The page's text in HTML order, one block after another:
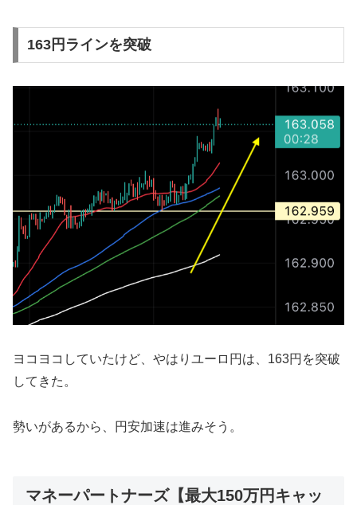
163円ラインを突破
ヨコヨコしていたけど、やはりユーロ円は、163円を突破
してきた。
勢いがあるから、円安加速は進みそう。
マネーパートナーズ【最大150万円キャッ